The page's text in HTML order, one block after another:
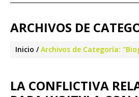
ARCHIVOS DE
Inicio Archivos de Categoría:
LA CONFLICTIVA